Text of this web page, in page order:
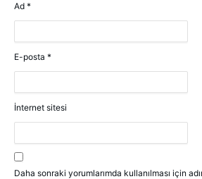
Ad *
E-posta *
İnternet sitesi
Daha sonraki yorumlarımda kullanılması için